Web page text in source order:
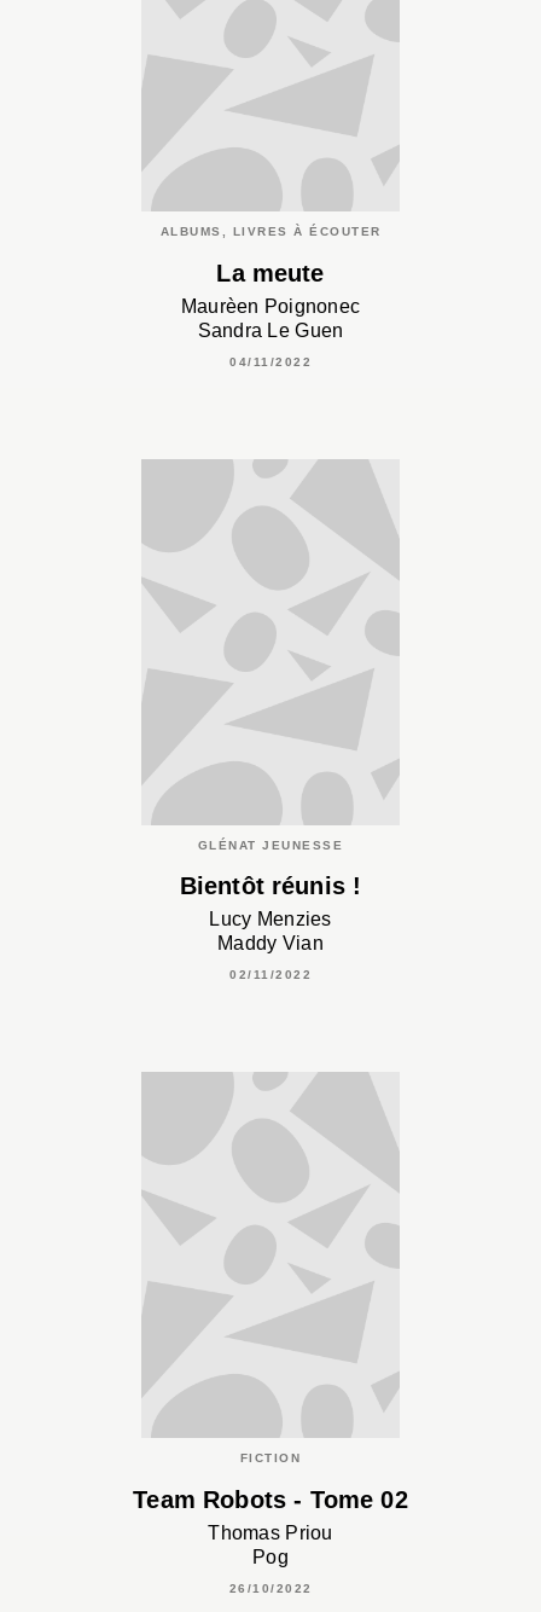
ALBUMS, LIVRES À ÉCOUTER
La meute
Maurèen Poignonec
Sandra Le Guen
04/11/2022
GLÉNAT JEUNESSE
Bientôt réunis !
Lucy Menzies
Maddy Vian
02/11/2022
FICTION
Team Robots - Tome 02
Thomas Priou
Pog
26/10/2022